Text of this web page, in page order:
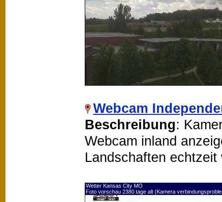
Webcam
Beschreibung:
Webcam inland
Landschaften echtzeit
Wetter Kansas City MO
Foto vorschau 2380 tage alt (Kamera